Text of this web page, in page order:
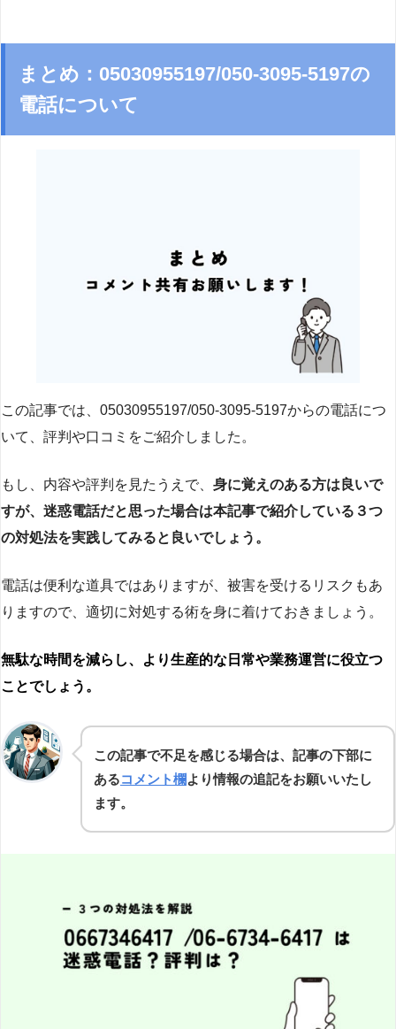
まとめ：05030955197/050-3095-5197の
電話について
この記事では、05030955197/050-3095-5197からの電話につ
いて、評判や口コミをご紹介しました。
もし、内容や評判を見たうえで、 身に覚えのある方は良いで
すが、迷惑電話だと思った場合は本記事で紹介している３つ
の対処法を実践してみると良いでしょう。
電話は便利な道具ではありますが、被害を受けるリスクもあ
りますので、適切に対処する術を身に着けておきましょう。
無駄な時間を減らし、より生産的な日常や業務運営に役立つ
ことでしょう。
この記事で不足を感じる場合は、記事の下部に
あるコメント欄より情報の追記をお願いいたし
ます。